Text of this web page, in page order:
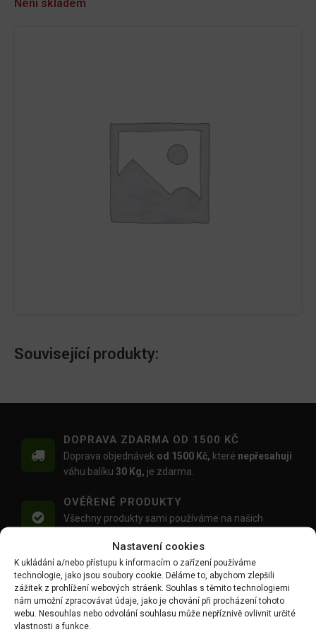
Nastavení cookies
K ukládání a/nebo přístupu k informacím o zařízení používáme
technologie, jako jsou soubory cookie. Děláme to, abychom zlepšili
zážitek z prohlížení webových stráenk. Souhlas s těmito technologiemi
nám umožní zpracovávat údaje, jako je chování při procházení tohoto
webu. Nesouhlas nebo odvolání souhlasu může nepříznivě ovlivnit určité
vlastnosti a funkce.
Není skladem
Související produkty:
DOPRAVA ZDARMA OD 1500 KČ
Doprava objednávek od 1500 Kč, které nepřesahují
váhu balíku 30 Kg, je zdarma.
OVĚŘENÉ PRODUKTY
Všechny produkty sami používáme na našich
MOŽNOST OSOBNÍHO ODBĚRU
Objednávku si můžete i vyzvednout zdarma na
výdejním místě Mlýnská 59, Ruda, 27101
PŘÁTELSKÝ PŘÍSTUP